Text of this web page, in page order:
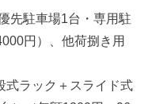
先駐車場1台・専用駐
円）、他荷捌き用
式ラック＋スライド式